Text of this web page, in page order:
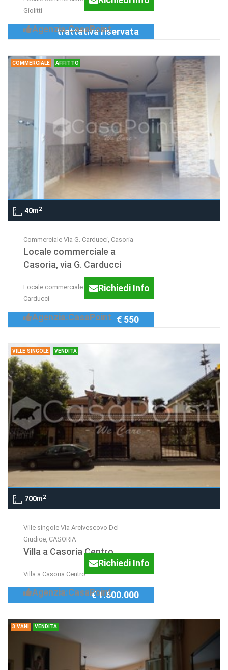
Giolitti
Agenzia:CasaPoint
trattativa riservata
COMMERCIALE AFFITTO
40m2
Commerciale Via G. Carducci, Casoria
Locale commerciale a
Casoria, via G. Carducci
Locale commerciale a Casoria, via G.
Carducci
Richiedi Info
Agenzia:CasaPoint € 550
VILLE SINGOLE VENDITA
700m2
Ville singole Via Arcivescovo Del
Giudice, CASORIA
Villa a Casoria Centro
Villa a Casoria Centro
Richiedi Info
Agenzia:CasaPoint€ 1.600.000
3 VANI VENDITA